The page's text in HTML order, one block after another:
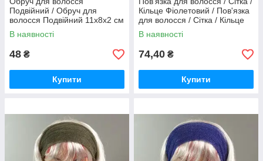
Подвійний / Обруч для
волосся Подвійний 11x8x2 см
В наявності
48 ₴
Купити
Кільце Фіолетовий / Пов'язка
для волосся / Сітка / Кільце
Фіолетовий 22 см
В наявності
74,40 ₴
Купити